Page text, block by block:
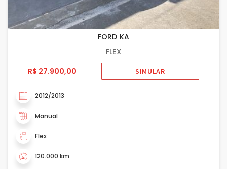
FORD KA
FLEX
R$ 27.900,00
SIMULAR
2012/2013
Manual
Flex
120.000 km